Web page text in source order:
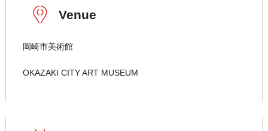
Venue
岡崎市美術館
OKAZAKI CITY ART MUSEUM